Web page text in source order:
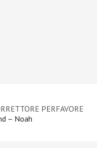
PERFAVORE
– Noah